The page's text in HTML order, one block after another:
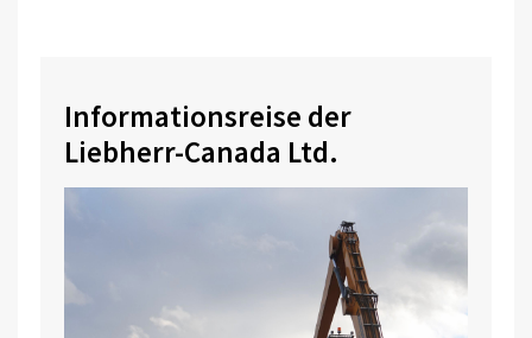
Informationsreise der
Liebherr-Canada Ltd.